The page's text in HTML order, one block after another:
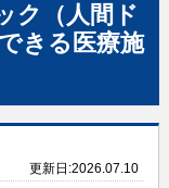
ク（人間ド
きる 医療施
更新日:2026.07.10